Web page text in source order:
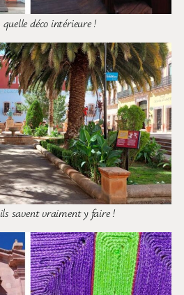
déco intérieure !
savent vraiment y faire !